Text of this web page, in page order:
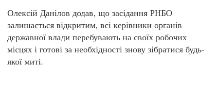
Олексій Данілов додав, що засідання РНБО
залишається відкритим, всі керівники органів
державної влади перебувають на своїх робочих
місцях і готові за необхідності знову зібратися будь-
якої миті.